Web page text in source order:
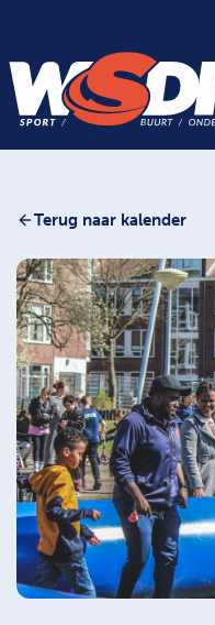
Terug naar kalender